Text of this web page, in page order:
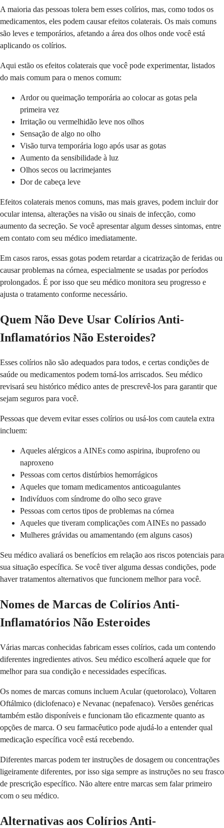
A maioria das pessoas tolera bem esses colírios, mas, como todos os
medicamentos, eles podem causar efeitos colaterais. Os mais comuns
são leves e temporários, afetando a área dos olhos onde você está
aplicando os colírios.
Aqui estão os efeitos colaterais que você pode experimentar, listados
do mais comum para o menos comum:
Ardor ou queimação temporária ao colocar as gotas pela
primeira vez
Irritação ou vermelhidão leve nos olhos
Sensação de algo no olho
Visão turva temporária logo após usar as gotas
Aumento da sensibilidade à luz
Olhos secos ou lacrimejantes
Dor de cabeça leve
Efeitos colaterais menos comuns, mas mais graves, podem incluir dor
ocular intensa, alterações na visão ou sinais de infecção, como
aumento da secreção. Se você apresentar algum desses sintomas, entre
em contato com seu médico imediatamente.
Em casos raros, essas gotas podem retardar a cicatrização de feridas ou
causar problemas na córnea, especialmente se usadas por períodos
prolongados. É por isso que seu médico monitora seu progresso e
ajusta o tratamento conforme necessário.
Quem Não Deve Usar Colírios Anti-
Inflamatórios Não Esteroides?
Esses colírios não são adequados para todos, e certas condições de
saúde ou medicamentos podem torná-los arriscados. Seu médico
revisará seu histórico médico antes de prescrevê-los para garantir que
sejam seguros para você.
Pessoas que devem evitar esses colírios ou usá-los com cautela extra
incluem:
Aqueles alérgicos a AINEs como aspirina, ibuprofeno ou
naproxeno
Pessoas com certos distúrbios hemorrágicos
Aqueles que tomam medicamentos anticoagulantes
Indivíduos com síndrome do olho seco grave
Pessoas com certos tipos de problemas na córnea
Aqueles que tiveram complicações com AINEs no passado
Mulheres grávidas ou amamentando (em alguns casos)
Seu médico avaliará os benefícios em relação aos riscos potenciais para
sua situação específica. Se você tiver alguma dessas condições, pode
haver tratamentos alternativos que funcionem melhor para você.
Nomes de Marcas de Colírios Anti-
Inflamatórios Não Esteroides
Várias marcas conhecidas fabricam esses colírios, cada um contendo
diferentes ingredientes ativos. Seu médico escolherá aquele que for
melhor para sua condição e necessidades específicas.
Os nomes de marcas comuns incluem Acular (quetorolaco), Voltaren
Oftálmico (diclofenaco) e Nevanac (nepafenaco). Versões genéricas
também estão disponíveis e funcionam tão eficazmente quanto as
opções de marca. O seu farmacêutico pode ajudá-lo a entender qual
medicação específica você está recebendo.
Diferentes marcas podem ter instruções de dosagem ou concentrações
ligeiramente diferentes, por isso siga sempre as instruções no seu frasco
de prescrição específico. Não altere entre marcas sem falar primeiro
com o seu médico.
Alternativas aos Colírios Anti-